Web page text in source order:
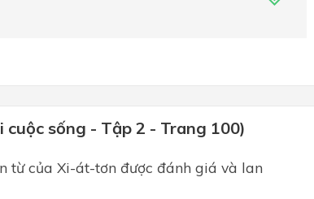
sống - Tập 2 - Trang 100)
từ của Xi-át-tơn được đánh giá và lan